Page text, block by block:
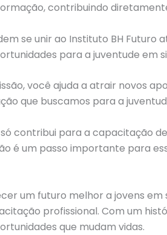
contribuindo
se unir ao Instituto BH
para a juventude em
você ajuda a atrair novos
que buscamos para a
contribui para a capacitação
é um passo importante para
um futuro melhor a jovens
profissional. Com um
que mudam vidas.